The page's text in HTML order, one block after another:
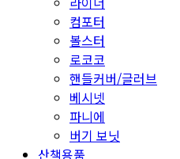
컴포터
볼스터
로코코
핸들커버/글러브
베시넷
파니에
버기 보닛
산책용품